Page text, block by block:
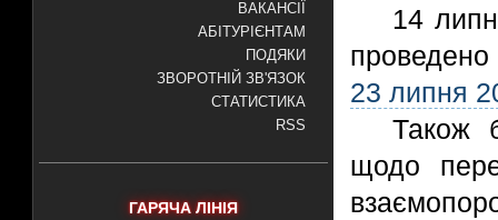
ВАКАНСІЇ
АБІТУРІЄНТАМ
ПОДЯКИ
ЗВОРОТНІЙ ЗВ'ЯЗОК
СТАТИСТИКА
RSS
ГАРЯЧА ЛІНІЯ
14
проведено
23 липня
Також
щодо